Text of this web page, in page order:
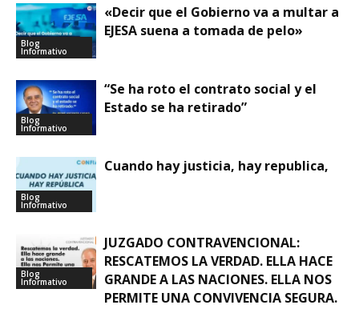
Blog
Informativo
«Decir que el Gobierno va a multar a
EJESA suena a tomada de pelo»
Blog
Informativo
“Se ha roto el contrato social y el
Estado se ha retirado”
Blog
Informativo
Cuando hay justicia, hay republica,
Blog
Informativo
JUZGADO CONTRAVENCIONAL:
RESCATEMOS LA VERDAD. ELLA HACE
GRANDE A LAS NACIONES. ELLA NOS
PERMITE UNA CONVIVENCIA SEGURA.